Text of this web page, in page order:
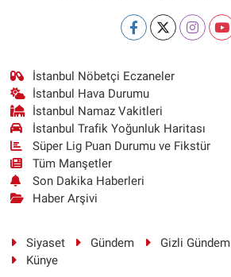
İstanbul Nöbetçi Eczaneler
İstanbul Hava Durumu
İstanbul Namaz Vakitleri
İstanbul Trafik Yoğunluk Haritası
Süper Lig Puan Durumu ve Fikstür
Tüm Manşetler
Son Dakika Haberleri
Haber Arşivi
Siyaset Gündem Gizli Gündem
Künye